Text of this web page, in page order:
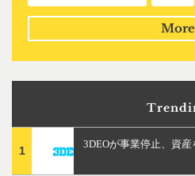
More
1
3DEOが事業停止、資産